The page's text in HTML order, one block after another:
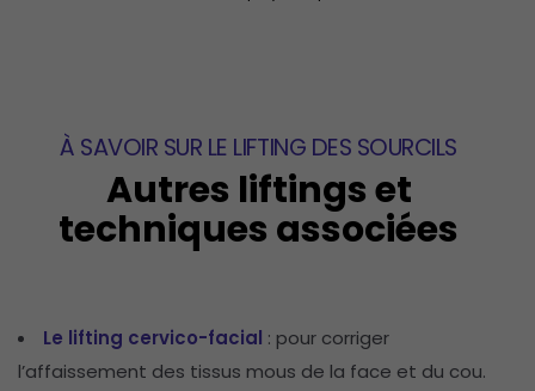
À SAVOIR SUR LE LIFTING DES SOURCILS
Autres liftings et
techniques associées
Le lifting cervico-facial : pour corriger
l’affaissement des tissus mous de la face et du cou.